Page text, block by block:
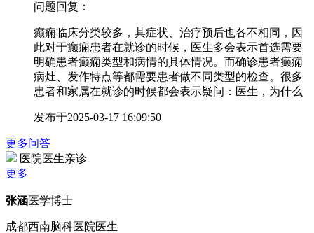
问题回复：
癫痫临床分类较多，其症状、治疗预后也各不相同，因
此对于癫痫患者在就诊的时候，医生多会表示首选需要
明确患者癫痫类型和病情的具体情况。而确诊患者癫痫
病灶、发作特点等都需要患者做不同类型的检查。很多
患者和家属在就诊的时候都会表示疑问：医生，为什么
发布于2025-03-17 16:09:50
更多问答
医院医生亲诊
更多
张涵医学博士
成都西南脑科医院医生